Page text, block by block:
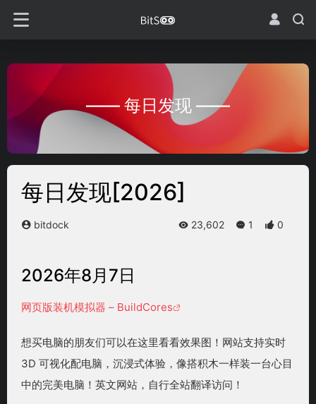
—— 每日发现 ——
每日发现[2026]
bitdock 23,602 1 0
2026年8月7日
网页版装机模拟器 – BuildCores
想买电脑的朋友们可以在这里看看效果图！网站支持实时
3D 可视化配电脑，沉浸式体验，像搭积木一样装一台心目
中的完美电脑！英文网站，自行全站翻译访问！